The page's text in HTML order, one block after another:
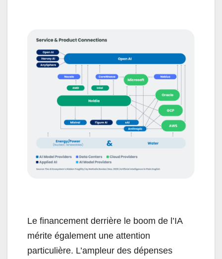
Le financement derrière le boom de l’IA
mérite également une attention
particulière. L’ampleur des dépenses